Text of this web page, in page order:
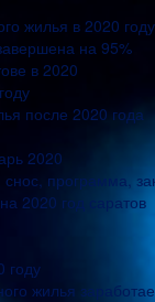
жилья в 2020 году
на 95%
в 2020
после 2020 года
2020
программа,
2020 год саратов
году
жилья